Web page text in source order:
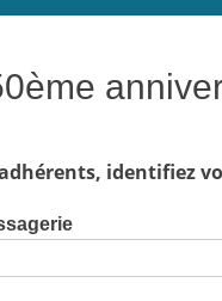
identifiez